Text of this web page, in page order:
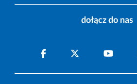
dołącz do nas